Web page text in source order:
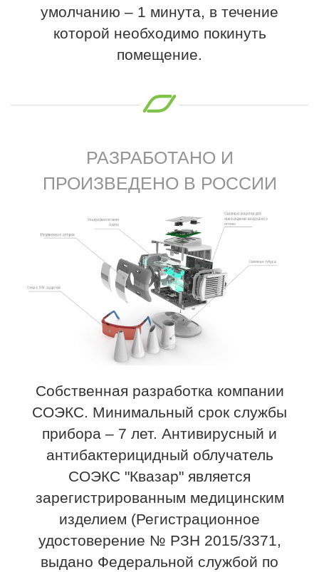
умолчанию – 1 минута, в течение
которой необходимо покинуть
помещение.
РАЗРАБОТАНО И
ПРОИЗВЕДЕНО В РОССИИ
Собственная разработка компании
СОЭКС. Минимальный срок службы
прибора – 7 лет. Антивирусный и
антибактерицидный облучатель
СОЭКС "Квазар" является
зарегистрированным медицинским
изделием (Регистрационное
удостоверение № РЗН 2015/3371,
выдано Федеральной службой по